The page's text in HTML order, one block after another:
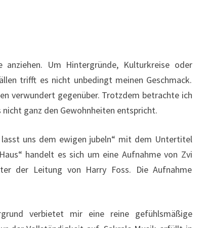
Um Hintergründe, Kulturkreise oder
trifft es nicht unbedingt meinen Geschmack.
verwundert gegenüber. Trotzdem betrachte ich
ganz den Gewohnheiten entspricht.
uns dem ewigen jubeln“ mit dem Untertitel
handelt es sich um eine Aufnahme von Zvi
der Leitung von Harry Foss. Die Aufnahme
verbietet mir eine reine gefühlsmäßige